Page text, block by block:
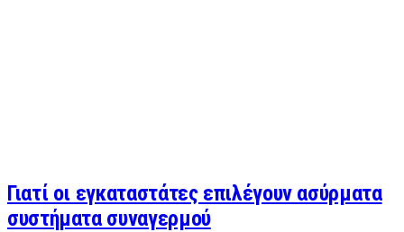
Γιατί οι εγκαταστάτες επιλέγουν ασύρματα
συστήματα συναγερμού